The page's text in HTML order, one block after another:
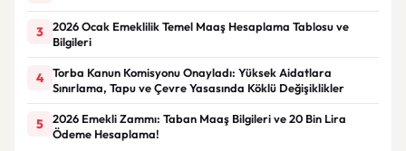
3
2026 Ocak Emeklilik Temel Maaş Hesaplama Tablosu ve
Bilgileri
4
Torba Kanun Komisyonu Onayladı: Yüksek Aidatlara
Sınırlama, Tapu ve Çevre Yasasında Köklü Değişiklikler
5
2026 Emekli Zammı: Taban Maaş Bilgileri ve 20 Bin Lira
Ödeme Hesaplama!